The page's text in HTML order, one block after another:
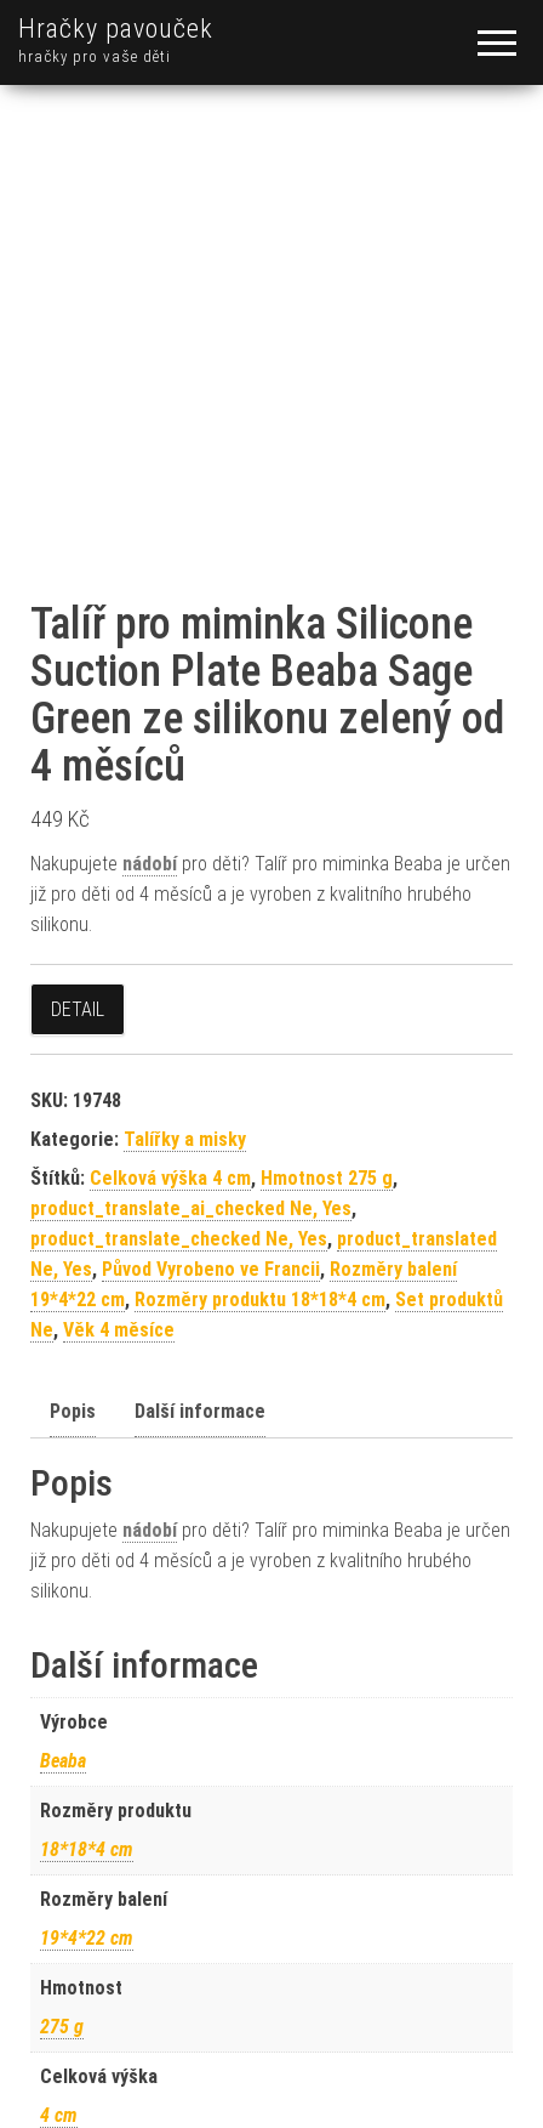
Hračky pavouček
hračky pro vaše děti
Talíř pro miminka Silicone
Suction Plate Beaba Sage
Green ze silikonu zelený od
4 měsíců
449 Kč
Nakupujete nádobípro děti? Talíř pro miminka Beaba je určen
již pro děti od 4 měsíců a je vyroben z kvalitního hrubého
silikonu.
DETAIL
SKU: 19748
Kategorie: Talířky a misky
Štítků: Celková výška 4 cm, Hmotnost 275 g,
product_translate_ai_checked Ne, Yes,
product_translate_checked Ne, Yes, product_translated
Ne, Yes, Původ Vyrobeno ve Francii, Rozměry balení
19*4*22 cm, Rozměry produktu 18*18*4 cm, Set produktů
Ne, Věk 4 měsíce
Popis Další informace
Popis
Nakupujete nádobípro děti? Talíř pro miminka Beaba je určen
již pro děti od 4 měsíců a je vyroben z kvalitního hrubého
silikonu.
Další informace
Výrobce
Beaba
Rozměry produktu
18*18*4 cm
Rozměry balení
19*4*22 cm
Hmotnost
275 g
Celková výška
4 cm